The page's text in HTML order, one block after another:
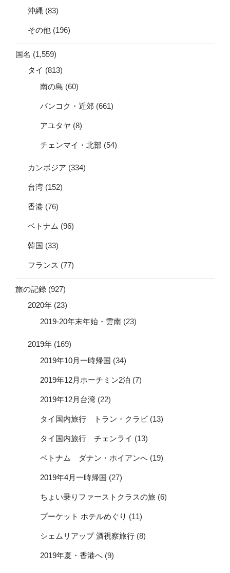
沖縄 (83)
その他 (196)
国名 (1,559)
タイ (813)
南の島 (60)
バンコク・近郊 (661)
アユタヤ (8)
チェンマイ・北部 (54)
カンボジア (334)
台湾 (152)
香港 (76)
ベトナム (96)
韓国 (33)
フランス (77)
旅の記録 (927)
2020年 (23)
2019-20年末年始・雲南 (23)
2019年 (169)
2019年10月一時帰国 (34)
2019年12月ホーチミン2泊 (7)
2019年12月台湾 (22)
タイ国内旅行 トラン・クラビ (13)
タイ国内旅行 チェンライ (13)
ベトナム ダナン・ホイアンへ (19)
2019年4月一時帰国 (27)
ちょい乗りファーストクラスの旅 (6)
プーケット ホテルめぐり (11)
シェムリアップ 酒視察旅行 (8)
2019年夏・香港へ (9)